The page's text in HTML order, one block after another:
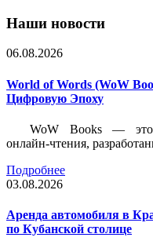
Наши новости
06.08.2026
World of Words (WoW
Цифровую Эпоху
WoW Books — это
онлайн-чтения,
Подробнее
03.08.2026
Аренда автомобиля в
по Кубанской столице